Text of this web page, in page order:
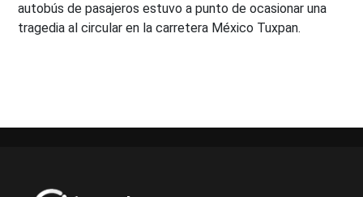
autobús de pasajeros estuvo a punto de ocasionar una
tragedia al circular en la carretera México Tuxpan.